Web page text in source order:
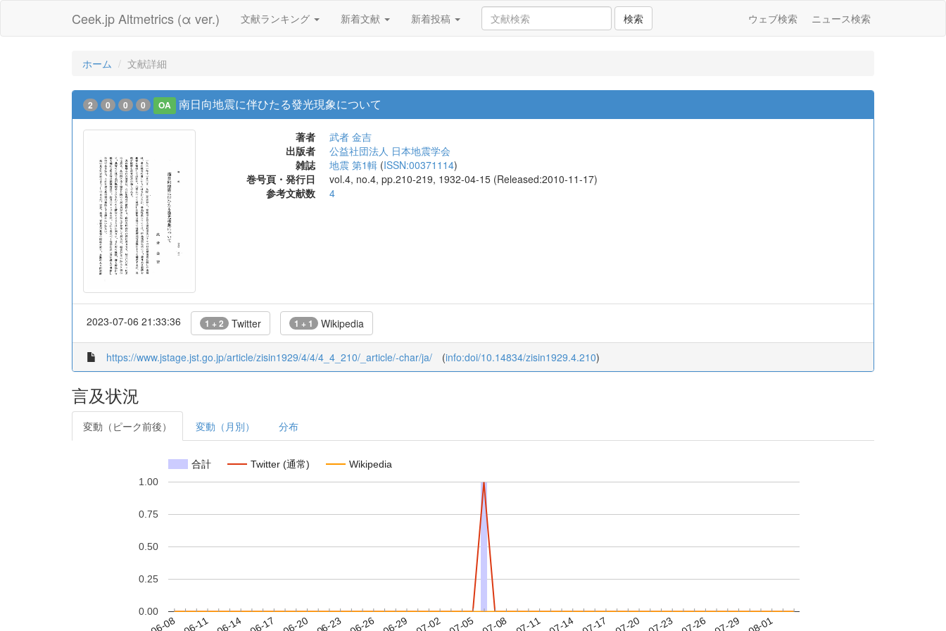
Ceek.jp Altmetrics (α ver.) 文献ランキング 新着文献 新着投稿 検索 ウェブ検索 ニュース検索
ホーム 文献詳細
2 0 0 0 OA 南日向地震に伴ひたる發光現象について
著者
武者 金吉
出版者
公益社団法人 日本地震学会
雑誌
地震 第1輯 (ISSN:00371114)
巻号頁・発行日
vol.4, no.4, pp.210-219, 1932-04-15 (Released:2010-11-17)
参考文献数
4
2023-07-06 21:33:36 1 + 2 Twitter 1 + 1 Wikipedia
https://www.jstage.jst.go.jp/article/zisin1929/4/4/4_4_210/_article/-char/ja/ (info:doi/10.14834/zisin1929.4.210)
言及状況
変動（ピーク前後） 変動（月別） 分布
合計 Twitter (通常) Wikipedia
0.00
0.25
0.50
0.75
1.00